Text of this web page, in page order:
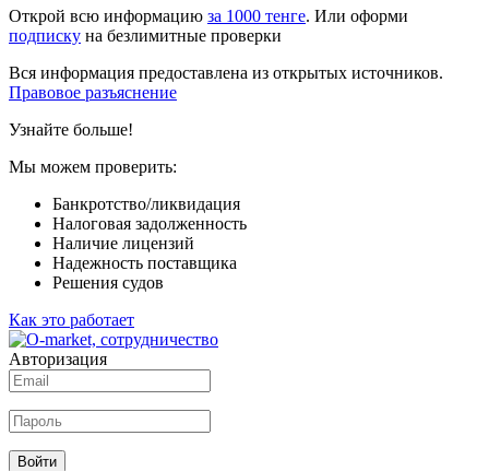
Открой всю информацию за 1000 тенге. Или оформи
подписку на безлимитные проверки
Вся информация предоставлена из открытых источников.
Правовое разъяснение
Узнайте больше!
Мы можем проверить:
Банкротство/ликвидация
Налоговая задолженность
Наличие лицензий
Надежность поставщика
Решения судов
Как это работает
Авторизация
Войти